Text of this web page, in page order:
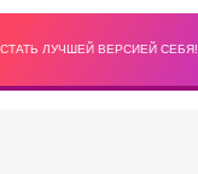
СТАТЬ ЛУЧШЕЙ ВЕРСИЕЙ СЕБЯ!